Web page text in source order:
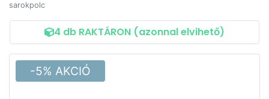
sarokpolc
4 db RAKTÁRON (azonnal elvihető)
-5% AKCIÓ